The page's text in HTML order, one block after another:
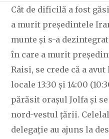
C OVIDIU 21
Cât de dificilă a fost
a murit președintele
munte și s-a
în care a murit
Raisi, se crede că a
locale 13:30 și 14:00
părăsit orașul Jolfa și
nord-vestul țării.
delegație au ajuns la